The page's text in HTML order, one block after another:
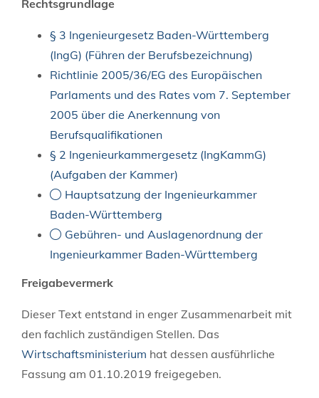
Rechtsgrundlage
§ 3 Ingenieurgesetz Baden-Württemberg
(IngG) (Führen der Berufsbezeichnung)
Richtlinie 2005/36/EG des Europäischen
Parlaments und des Rates vom 7. September
2005 über die Anerkennung von
Berufsqualifikationen
§ 2 Ingenieurkammergesetz (IngKammG)
(Aufgaben der Kammer)
Hauptsatzung der Ingenieurkammer
Baden-Württemberg
Gebühren- und Auslagenordnung der
Ingenieurkammer Baden-Württemberg
Freigabevermerk
Dieser Text entstand in enger Zusammenarbeit mit
den fachlich zuständigen Stellen. Das
Wirtschaftsministerium hat dessen ausführliche
Fassung am 01.10.2019 freigegeben.